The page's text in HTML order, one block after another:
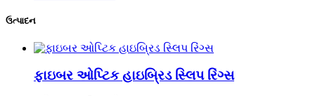
ઉત્પાદન
ફાઇબર ઓપ્ટિક હાઇબ્રિડ સ્લિપ રિંગ્સ